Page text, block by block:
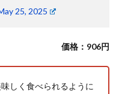
25, 2025
価格：906円
しく食べられるように